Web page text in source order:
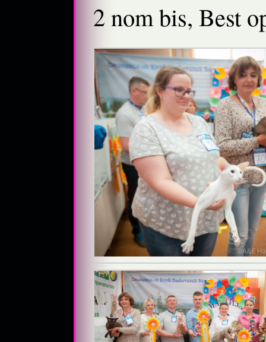
2 nom bis, Best